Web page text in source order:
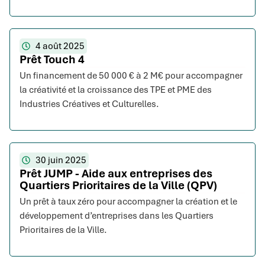
4 août 2025
Prêt Touch 4
Un financement de 50 000 € à 2 M€ pour accompagner
la créativité et la croissance des TPE et PME des
Industries Créatives et Culturelles.
30 juin 2025
Prêt JUMP - Aide aux entreprises des
Quartiers Prioritaires de la Ville (QPV)
Un prêt à taux zéro pour accompagner la création et le
développement d’entreprises dans les Quartiers
Prioritaires de la Ville.